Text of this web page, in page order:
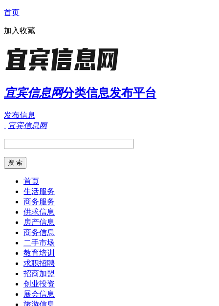
首页
加入收藏
宜宾信息网分类信息发布平台
发布信息
宜宾信息网
首页
生活服务
商务服务
供求信息
房产信息
商务信息
二手市场
教育培训
求职招聘
招商加盟
创业投资
展会信息
旅游信息